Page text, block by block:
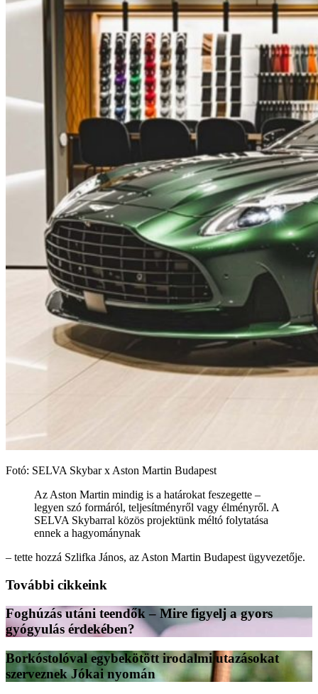
Fotó: SELVA Skybar x Aston Martin Budapest
Az Aston Martin mindig is a határokat feszegette –
legyen szó formáról, teljesítményről vagy élményről. A
SELVA Skybarral közös projektünk méltó folytatása
ennek a hagyománynak
– tette hozzá Szlifka János, az Aston Martin Budapest ügyvezetője.
További cikkeink
Foghúzás utáni teendők – Mire figyelj a gyors
gyógyulás érdekében?
Borkóstolóval egybekötött irodalmi utazásokat
szerveznek Jókai nyomán